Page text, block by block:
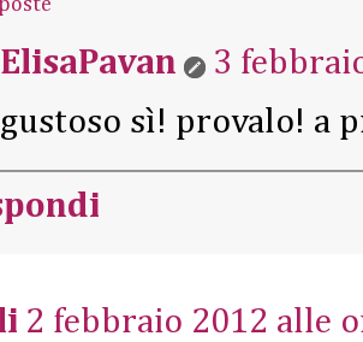
ElisaPavan
3
gustoso sì! provalo! a
2 febbraio 2012 alle